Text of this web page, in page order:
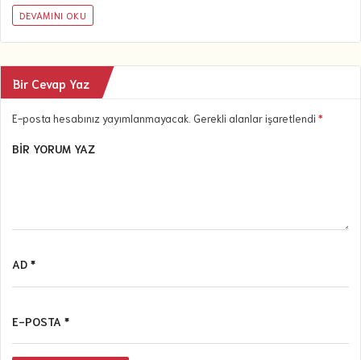
DEVAMINI OKU
Bir Cevap Yaz
E-posta hesabınız yayımlanmayacak. Gerekli alanlar işaretlendi *
BIR YORUM YAZ
AD *
E-POSTA *